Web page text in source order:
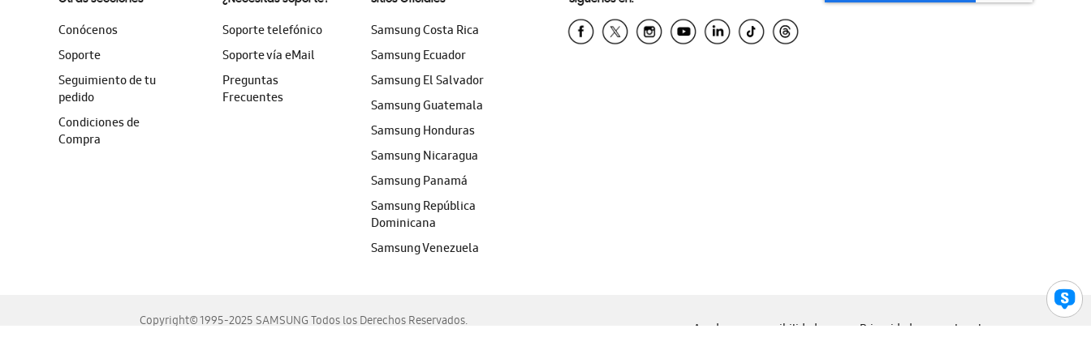
Conócenos
Soporte
Seguimiento de tu
pedido
Condiciones de
Compra
Soporte telefónico
Soporte vía eMail
Preguntas
Frecuentes
Samsung Costa Rica
Samsung Ecuador
Samsung El Salvador
Samsung Guatemala
Samsung Honduras
Samsung Nicaragua
Samsung Panamá
Samsung República
Dominicana
Samsung Venezuela
Copyright© 1995-2025 SAMSUNG Todos los Derechos Reservados.
Ayuda para accesibilidad Privacidad Legal